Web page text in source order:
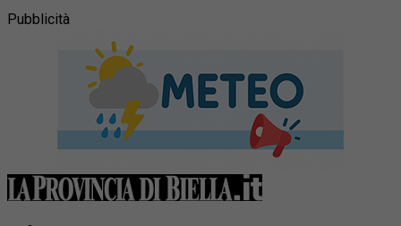
Pubblicità